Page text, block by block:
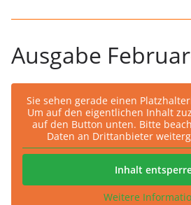
Ausgabe
Sie sehen gerade einen
Um auf den eigentlichen Inhalt
auf den Button unten. Bitte
Daten an Drittanbieter
Inhalt
Weitere